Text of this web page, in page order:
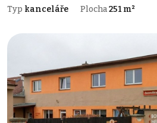
Typ kanceláře Plocha251 m²